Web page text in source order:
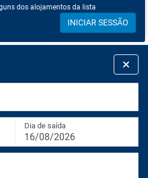
dos alojamentos da lista
INICIAR SESSÃO
Dia de saída
16/08/2026